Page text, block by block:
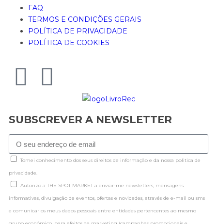
FAQ
TERMOS E CONDIÇÕES GERAIS
POLÍTICA DE PRIVACIDADE
POLÍTICA DE COOKIES
SUBSCREVER A NEWSLETTER
Tomei conhecimento dos seus direitos de informação e da nossa politica de
privacidade.
Autorizo a THE SPOT MARKET a enviar-me newsletters, mensagens
informativas, divulgação de eventos, ofertas e novidades, através de e-mail ou sms
e comunicar os meus dados pessoais entre entidades pertencentes ao mesmo